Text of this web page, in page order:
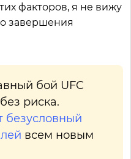
факторов, я не вижу
завершения
бой UFC
риска.
безусловный
всем новым